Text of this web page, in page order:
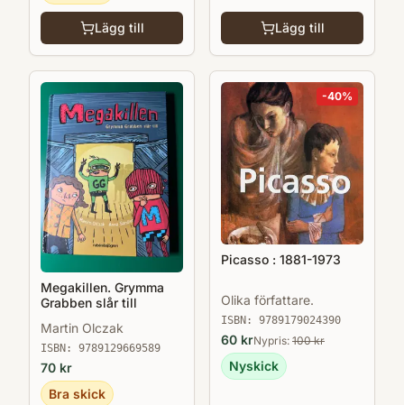
Lägg till Lägg till
Megakillen. Grymma
Grabben slår till
Martin Olczak
ISBN: 9789129669589
70 kr
Bra skick
-40%
Picasso : 1881-1973
Olika författare.
ISBN: 9789179024390
60 krNypris: 100kr
Nyskick